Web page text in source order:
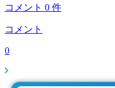
コメント 0 件
コメント
0